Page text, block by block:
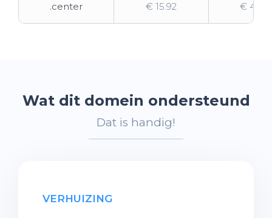
.center € 15.92 €
Wat dit domein ondersteund
Dat is handig!
VERHUIZING